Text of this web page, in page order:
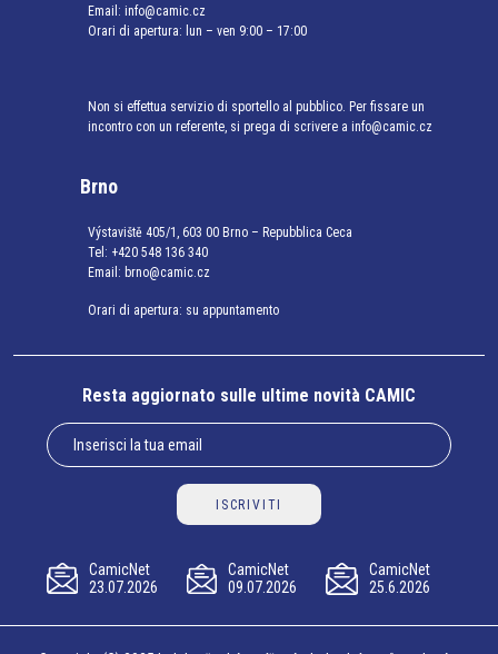
Email: info@camic.cz
Orari di apertura: lun – ven 9:00 – 17:00
Non si effettua servizio di sportello al pubblico. Per fissare un
incontro con un referente, si prega di scrivere a info@camic.cz
Brno
Výstaviště 405/1, 603 00 Brno – Repubblica Ceca
Tel: +420 548 136 340
Email: brno@camic.cz
Orari di apertura: su appuntamento
Resta aggiornato sulle ultime novità CAMIC
ISCRIVITI
CamicNet
23.07.2026
CamicNet
09.07.2026
CamicNet
25.6.2026